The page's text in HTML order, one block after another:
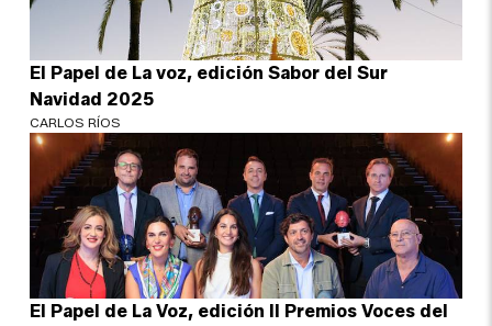
El Papel de La voz, edición Sabor del Sur
Navidad 2025
CARLOS RÍOS
El Papel de La Voz, edición II Premios Voces del